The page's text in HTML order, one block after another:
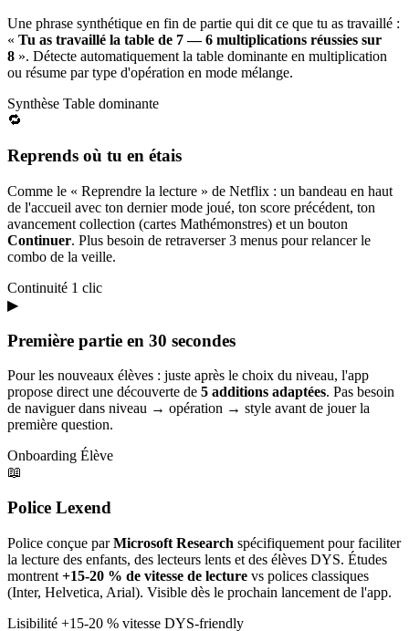
Une phrase synthétique en fin de partie qui dit ce que tu as travaillé :
« Tu as travaillé la table de 7 — 6 multiplications réussies sur
8 ». Détecte automatiquement la table dominante en multiplication
ou résume par type d'opération en mode mélange.
Synthèse Table dominante
🔁
Reprends où tu en étais
Comme le « Reprendre la lecture » de Netflix : un bandeau en haut
de l'accueil avec ton dernier mode joué, ton score précédent, ton
avancement collection (cartes Mathémonstres) et un bouton
Continuer. Plus besoin de retraverser 3 menus pour relancer le
combo de la veille.
Continuité 1 clic
▶
Première partie en 30 secondes
Pour les nouveaux élèves : juste après le choix du niveau, l'app
propose direct une découverte de 5 additions adaptées. Pas besoin
de naviguer dans niveau → opération → style avant de jouer la
première question.
Onboarding Élève
📖
Police Lexend
Police conçue parMicrosoft Research spécifiquement pour faciliter
la lecture des enfants, des lecteurs lents et des élèves DYS. Études
montrent +15-20 % de vitesse de lecture vs polices classiques
(Inter, Helvetica, Arial). Visible dès le prochain lancement de l'app.
Lisibilité +15-20 % vitesse DYS-friendly